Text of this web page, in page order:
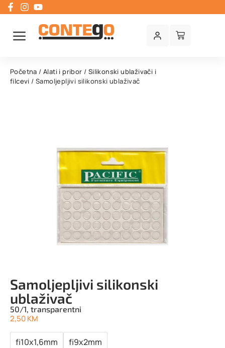
Početna /Alati i pribor / Silikonski ublaživači i
filcevi / Samoljepljivi silikonski ublaživač
Samoljepljivi silikonski
ublaživač
50/1, transparentni
2,50KM
fi10x1,6mm fi9x2mm